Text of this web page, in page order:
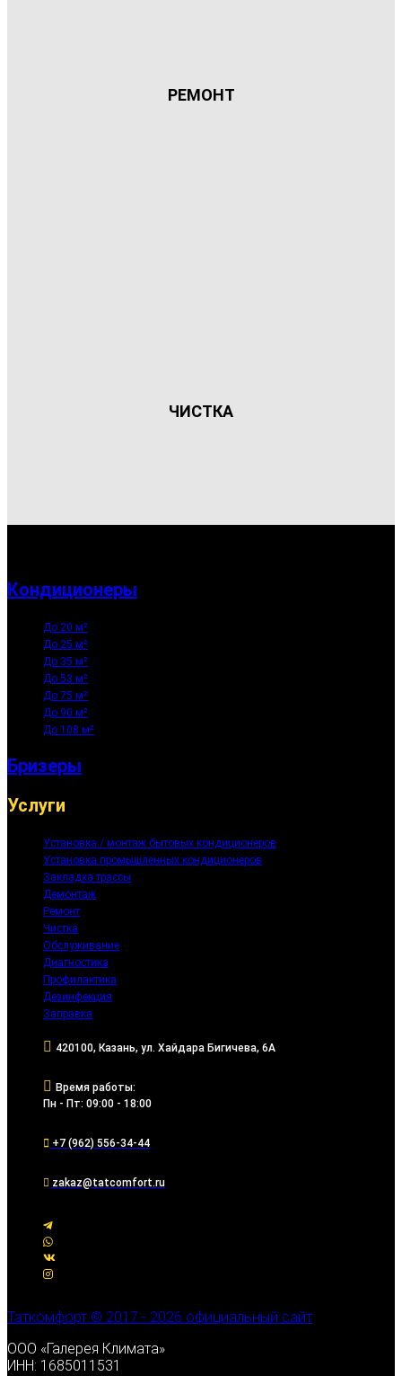
РЕМОНТ
ЧИСТКА
Кондиционеры
До 20 м²
До 25 м²
До 35 м²
До 53 м²
До 75 м²
До 90 м²
До 108 м²
Бризеры
Услуги
Установка / монтаж бытовых кондиционеров
Установка промышленных кондиционеров
Закладка трассы
Демонтаж
Ремонт
Чистка
Обслуживание
Диагностика
Профилактика
Дезинфекция
Заправка
420100, Казань, ул. Хайдара Бигичева, 6А
Время работы:
Пн - Пт: 09:00 - 18:00
+7 (962) 556-34-44
zakaz@tatcomfort.ru
Таткомфорт © 2017 - 2026 официальный сайт
ООО «Галерея Климата»
ИНН: 1685011531